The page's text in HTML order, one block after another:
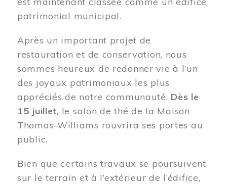
patrimonial municipal.
Après un important projet de
restauration et de conservation, nous
sommes heureux de redonner vie à l’un
des joyaux patrimoniaux les plus
appréciés de notre communauté. Dès le
15 juillet, le salon de thé de la Maison
Thomas-Williams rouvrira ses portes au
public.
Bien que certains travaux se poursuivent
sur le terrain et à l’extérieur de l’édifice,